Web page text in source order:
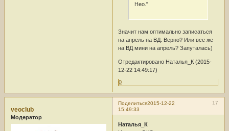
Нео."
Значит нам оптимально записаться
на апрель на ВД. Верно? Или все же
на ВД мини на апрель? Запуталась)
Отредактировано Наталья_К (2015-
12-22 14:49:17)
0
Поделиться 17
2015-12-22
15:49:33
veoclub
Модератор
Наталья_К